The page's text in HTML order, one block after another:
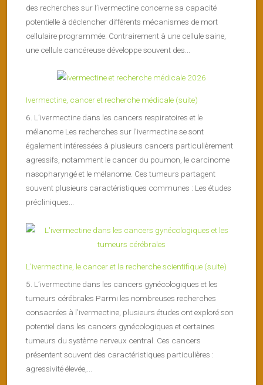
des recherches sur l’ivermectine concerne sa capacité
potentielle à déclencher différents mécanismes de mort
cellulaire programmée. Contrairement à une cellule saine,
une cellule cancéreuse développe souvent des...
Ivermectine, cancer et recherche médicale (suite)
6. L’ivermectine dans les cancers respiratoires et le
mélanome Les recherches sur l’ivermectine se sont
également intéressées à plusieurs cancers particulièrement
agressifs, notamment le cancer du poumon, le carcinome
nasopharyngé et le mélanome. Ces tumeurs partagent
souvent plusieurs caractéristiques communes : Les études
précliniques...
L’ivermectine, le cancer et la recherche scientifique (suite)
5. L’ivermectine dans les cancers gynécologiques et les
tumeurs cérébrales Parmi les nombreuses recherches
consacrées à l’ivermectine, plusieurs études ont exploré son
potentiel dans les cancers gynécologiques et certaines
tumeurs du système nerveux central. Ces cancers
présentent souvent des caractéristiques particulières :
agressivité élevée,...